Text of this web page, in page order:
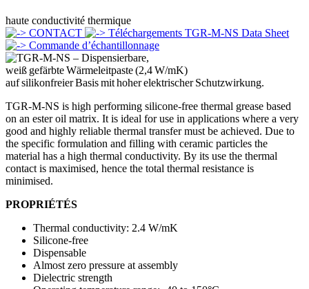
haute conductivité thermique
CONTACT
Téléchargements TGR-M-NS Data Sheet
Commande d’échantillonnage
TGR-M-NS is high performing silicone-free thermal grease based
on an ester oil matrix. It is ideal for use in applications where a very
good and highly reliable thermal transfer must be achieved. Due to
the specific formulation and filling with ceramic particles the
material has a high thermal conductivity. By its use the thermal
contact is maximised, hence the total thermal resistance is
minimised.
PROPRIÉTÉS
Thermal conductivity: 2.4 W/mK
Silicone-free
Dispensable
Almost zero pressure at assembly
Dielectric strength